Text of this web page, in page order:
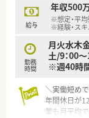
【勤務実態に
■1日の実働
時間よりも
■月間の平
ライフバラ
■有給休暇
給与
年収500
※想定・平
※経験・ス
勤務
時間
月火水木
土/9：00～
※週40時
＼実働短め
年間休日が
業も月平均